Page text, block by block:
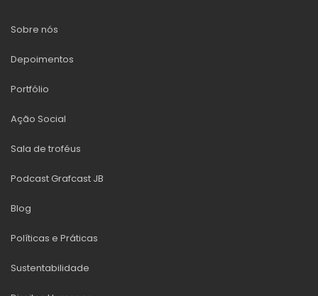
Sobre nós
Depoimentos
Portfólio
Ação Social
Sala de troféus
Podcast Grafcast JB
Blog
Políticas e Práticas
Sustentabilidade